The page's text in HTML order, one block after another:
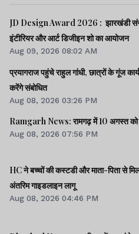
JD Design Award 2026 : झारखंडी संस्कृति को
इंटीरियर और आर्ट डिजीइन शो का आयोजन
Aug 09, 2026 08:02 AM
प्रयागराज पहुंचे राहुल गांधी, छात्रों के गूंज
करेंगे संबोधित
Aug 08, 2026 03:26 PM
Ramgarh News: रामगढ़ में 10 अगस्त को
Aug 08, 2026 07:56 PM
HC ने बच्चों की कस्टडी और माता-पिता से
अंतरिम गाइडलाइन लागू
Aug 08, 2026 04:46 PM